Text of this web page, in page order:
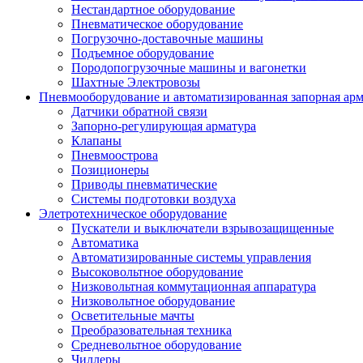
Нестандартное оборудование
Пневматическое оборудование
Погрузочно-доставочные машины
Подъемное оборудование
Породопогрузочные машины и вагонетки
Шахтные Электровозы
Пневмооборудование и автоматизированная запорная
Датчики обратной связи
Запорно-регулирующая арматура
Клапаны
Пневмоострова
Позиционеры
Приводы пневматические
Системы подготовки воздуха
Элетротехническое оборудование
Пускатели и выключатели взрывозащищенные
Автоматика
Автоматизированные системы управления
Высоковольтное оборудование
Низковольтная коммутационная аппаратура
Низковольтное оборудование
Осветительные мачты
Преобразовательная техника
Средневольтное оборудование
Чиллеры